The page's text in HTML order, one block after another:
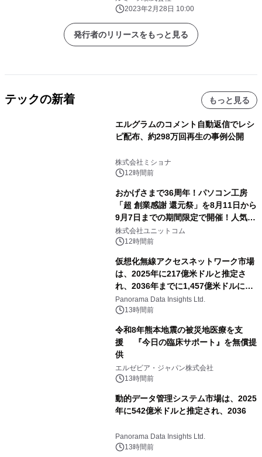
2023年2月28日 10:00
発行者のリリースをもっと見る
テックの新着 もっと見る
エルグラムのコメント自動返信でレシ
ピ配布、約298万回再生の事例公開
株式会社ミショナ
12時間前
おかげさまで36周年！パソコン工房
「超 創業感謝 還元祭」を8月11日から
9月7日までの期間限定で開催！人気の
ゲーミングPCや高性能ノートPCなど
対象iiyama PCのご購入で最大3万円分
株式会社ユニットコム
12時間前
仮想化無線アクセスネットワーク市場
は、2025年に217億米ドルと推定さ
れ、2036年までに1,457億米ドルに達
すると予測されており、予測期間
（2026年～2036年）
Panorama Data Insights Ltd.
13時間前
令和8年熊本地震の被災地医療を支
援 『今日の臨床サポート』を無償提
供
エルゼビア・ジャパン株式会社
13時間前
動的データ管理システム市場は、2025
年に542億米ドルと推定され、2036
Panorama Data Insights Ltd.
13時間前